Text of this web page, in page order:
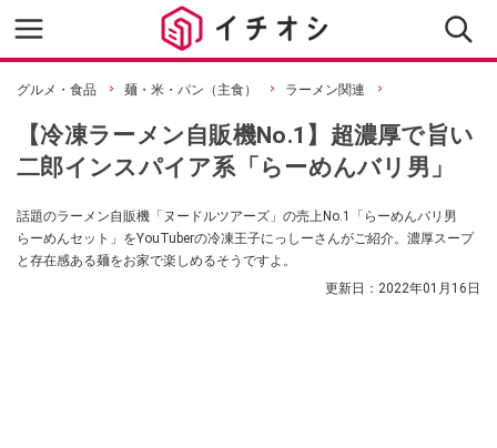
グルメ・食品 麺・米・パン（主食） ラーメン関連
【冷凍ラーメン自販機No.1】超濃厚で旨い
二郎インスパイア系「らーめんバリ男」
話題のラーメン自販機「ヌードルツアーズ」の売上No.1「らーめんバリ男
らーめんセット」をYouTuberの冷凍王子にっしーさんがご紹介。濃厚スープ
と存在感ある麺をお家で楽しめるそうですよ。
更新日： 2022年01月16日